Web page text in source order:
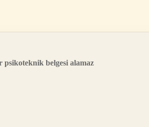
psikoteknik belgesi alamaz